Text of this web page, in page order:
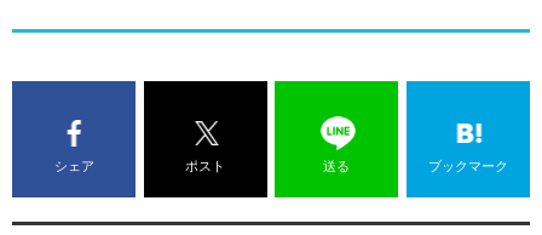
シェア ポスト 送る ブックマーク